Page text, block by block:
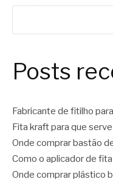
Posts
Fabricante de fitilho
Fita kraft para que
Onde comprar bastão
Como o aplicador de
Onde comprar plástico